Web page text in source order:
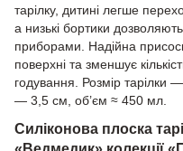
тарілку, дитині легше
а низькі бортики
приборами. Надійна
поверхні та зменшує
годування. Розмір тарілки
— 3,5 см, об’єм ≈ 450 мл.
Силіконова плоска